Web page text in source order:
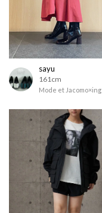
sayu
161cm
Mode et Jacomo×ing